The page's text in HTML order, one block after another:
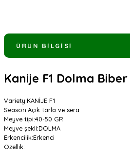
ÜRÜN BILGISI
Kanije F1 Dolma Biber
Variety:KANİJE F1
Season:Açık tarla ve sera
Meyve tipi:40-50 GR
Meyve şekli:DOLMA
Erkencilik:Erkenci
Özellik: